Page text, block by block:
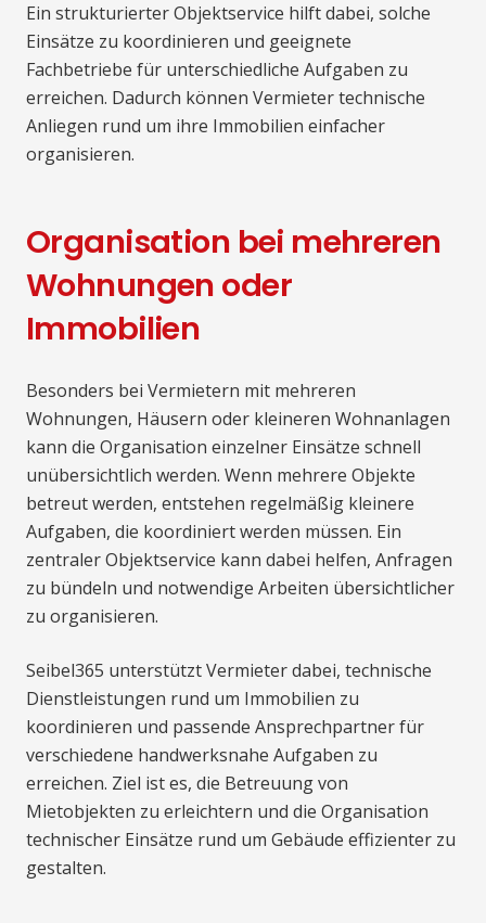
Ein strukturierter Objektservice hilft dabei, solche
Einsätze zu koordinieren und geeignete
Fachbetriebe für unterschiedliche Aufgaben zu
erreichen. Dadurch können Vermieter technische
Anliegen rund um ihre Immobilien einfacher
organisieren.
Organisation bei mehreren
Wohnungen oder
Immobilien
Besonders bei Vermietern mit mehreren
Wohnungen, Häusern oder kleineren Wohnanlagen
kann die Organisation einzelner Einsätze schnell
unübersichtlich werden. Wenn mehrere Objekte
betreut werden, entstehen regelmäßig kleinere
Aufgaben, die koordiniert werden müssen. Ein
zentraler Objektservice kann dabei helfen, Anfragen
zu bündeln und notwendige Arbeiten übersichtlicher
zu organisieren.
Seibel365 unterstützt Vermieter dabei, technische
Dienstleistungen rund um Immobilien zu
koordinieren und passende Ansprechpartner für
verschiedene handwerksnahe Aufgaben zu
erreichen. Ziel ist es, die Betreuung von
Mietobjekten zu erleichtern und die Organisation
technischer Einsätze rund um Gebäude effizienter zu
gestalten.